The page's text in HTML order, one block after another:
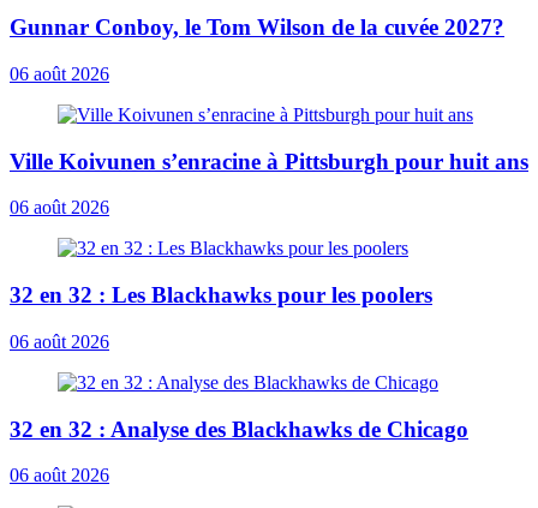
Gunnar Conboy, le Tom Wilson de la cuvée 2027?
06 août 2026
Ville Koivunen s’enracine à Pittsburgh pour huit ans
06 août 2026
32 en 32 : Les Blackhawks pour les poolers
06 août 2026
32 en 32 : Analyse des Blackhawks de Chicago
06 août 2026